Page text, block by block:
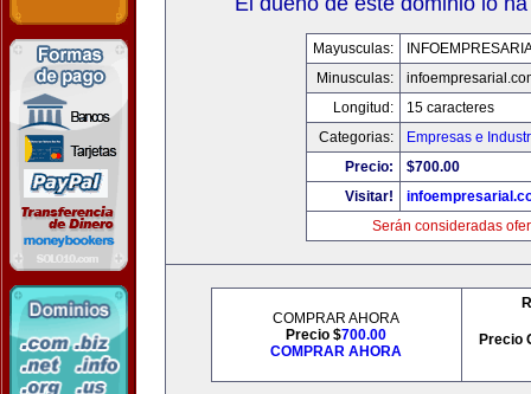
Mayusculas:
Minusculas:
Longitud:
15 caracteres
Categorias:
Empresas e
Precio:
$700.00
Visitar!
Serán consideradas
COMPRAR AHORA
Precio $700.00
COMPRAR AHORA
Precio